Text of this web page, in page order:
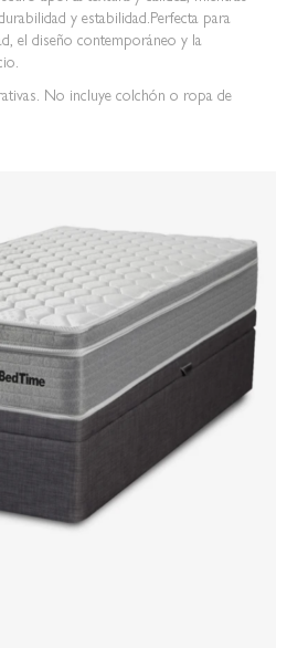
y estabilidad.Perfecta para
el diseño contemporáneo y la
No incluye colchón o ropa de